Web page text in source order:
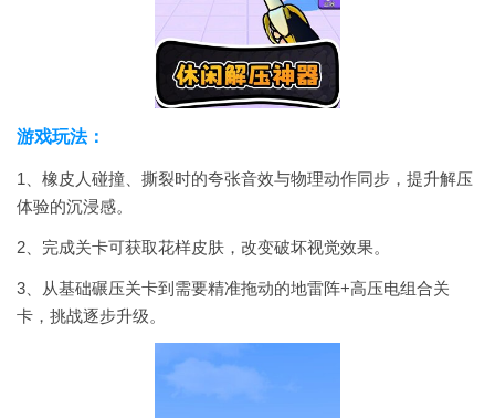
游戏玩法：
1、橡皮人碰撞、撕裂时的夸张音效与物理动作同步，提升解压
体验的沉浸感。
2、完成关卡可获取花样皮肤，改变破坏视觉效果。
3、从基础碾压关卡到需要精准拖动的地雷阵+高压电组合关
卡，挑战逐步升级。